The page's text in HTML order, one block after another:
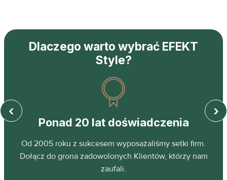
Dlaczego warto wybrać EFEKT
Style?
Ponad 20 lat doświadczenia
Od 2005 roku z sukcesem wyposażaliśmy setki firm.
Dołącz do grona zadowolonych Klientów, którzy nam
zaufali.
‹ ›